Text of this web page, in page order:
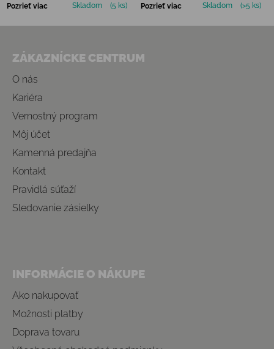
Pozrieť viac Skladom (5 ks) Pozrieť viac Skladom (>5 ks)
ZÁKAZNÍCKE CENTRUM
O nás
Kariéra
Vernostný program
Môj účet
Kamenná predajňa
Kontakt
Pravidlá súťaží
Sledovanie zásielky
INFORMÁCIE O NÁKUPE
Ako nakupovať
Možnosti platby
Doprava tovaru